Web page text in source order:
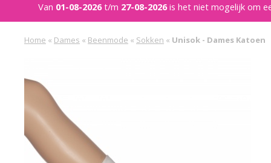
Van 01-08-2026t/m 27-08-2026is het niet mogelijk om
Home « Dames « Beenmode « Sokken « Unisok - Dames Katoen